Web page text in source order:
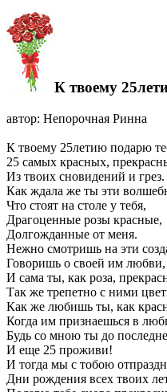
К твоему
автор: Непорочная Ринна
К твоему 25летию подарю
25 самых красных,
Из твоих сновидений и грез.
Как ждала же ты эти
Что стоят на столе у тебя,
Драгоценные розы красные,
Долгожданные от меня.
Нежно смотришь на эти
Говоришь о своей им любви,
И сама ты, как роза,
Так же трепетно с ними
Как же любишь ты, как
Когда им признаешься в
Будь со мною ты до
И еще 25 проживи!
И тогда мы с тобою
Дни рождения всех твоих